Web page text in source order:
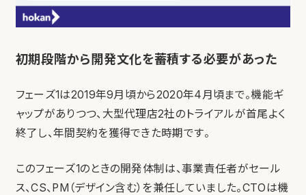
初期段階から開発文化を蓄積する必要があった
フェーズ1は2019年9月頃から2020年4月頃まで。機能ギ
ャップがありつつ、大型代理店2社のトライアルが首尾よく
終了し、年間契約を獲得できた時期です。
このフェーズ1のときの開発体制は、事業責任者がセール
ス、CS、PM（デザイン含む）を兼任していました。CTOは機